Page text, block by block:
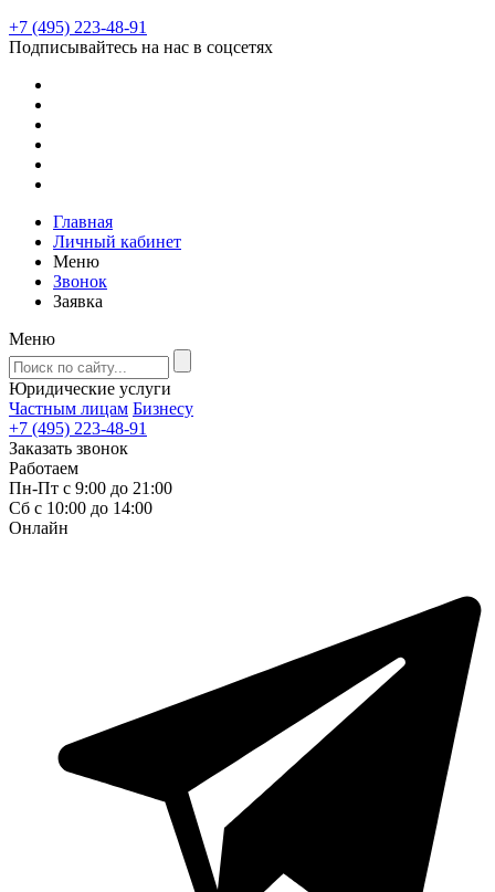
+7 (495) 223-48-91
Подписывайтесь на нас в соцсетях
Главная
Личный кабинет
Меню
Звонок
Заявка
Меню
Юридические услуги
Частным лицам Бизнесу
+7 (495) 223-48-91
Заказать звонок
Работаем
Пн-Пт с 9:00 до 21:00
Сб с 10:00 до 14:00
Онлайн